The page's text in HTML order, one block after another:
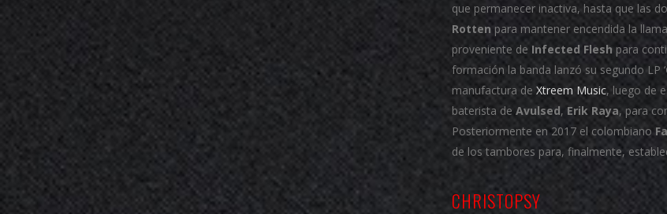
que permanecer inactiva, hasta que las
Rotten para mantener encendida la
proveniente de Infected Flesh para
formación la banda lanzó su segundo LP ‘
manufactura de Xtreem Music, luego de
baterista de Avulsed, Erik Raya, para
Posteriormente en 2017 el colombiano
de los tambores para, finalmente,
CHRISTOPSY